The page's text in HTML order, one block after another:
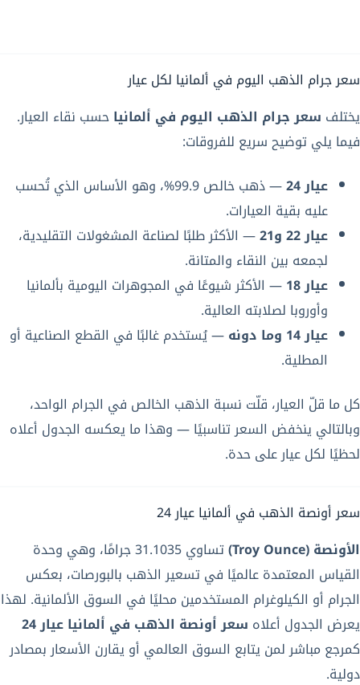
سعر جرام الذهب اليوم في ألمانيا لكل عيار
يختلف سعر جرام الذهب اليوم في ألمانياحسب نقاء العيار.
فيما يلي توضيح سريع للفروقات:
عيار 24
— ذهب خالص 99.9%، وهو الأساس الذي تُحسب
عليه بقية العيارات.
عيار 22 و21
— الأكثر طلبًا لصناعة المشغولات التقليدية،
لجمعه بين النقاء والمتانة.
عيار 18
— الأكثر شيوعًا في المجوهرات اليومية بألمانيا
وأوروبا لصلابته العالية.
عيار 14 وما دونه
— يُستخدم غالبًا في القطع الصناعية أو
المطلية.
كل ما قلّ العيار، قلّت نسبة الذهب الخالص في الجرام الواحد،
وبالتالي ينخفض السعر تناسبيًا — وهذا ما يعكسه الجدول أعلاه
لحظيًا لكل عيار على حدة.
سعر أونصة الذهب في ألمانيا عيار 24
الأونصة (Troy Ounce)
تساوي 31.1035 جرامًا، وهي وحدة
القياس المعتمدة عالميًا في تسعير الذهب بالبورصات، بعكس
الجرام أو الكيلوغرام المستخدمين محليًا في السوق الألمانية. لهذا
يعرض الجدول أعلاه سعر أونصة الذهب في ألمانيا عيار 24
كمرجع مباشر لمن يتابع السوق العالمي أو يقارن الأسعار بمصادر
دولية.